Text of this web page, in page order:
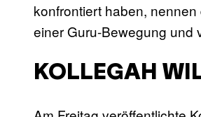
konfrontiert haben,
einer Guru-Bewegung und
KOLLEGAH